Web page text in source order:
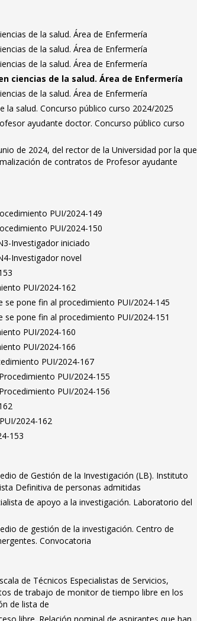
de la salud. Área de Enfermería
de la salud. Área de Enfermería
de la salud. Área de Enfermería
ciencias de la salud. Área de Enfermería
de la salud. Área de Enfermería
la salud. Concurso público curso 2024/2025
ayudante doctor. Concurso público curso
de 2024, del rector de la Universidad por la que
de contratos de Profesor ayudante
PUI/2024-149
PUI/2024-150
Investigador iniciado
Investigador novel
PUI/2024-162
se pone fin al procedimiento PUI/2024-145
se pone fin al procedimiento PUI/2024-151
PUI/2024-160
PUI/2024-166
PUI/2024-167
PUI/2024-155
PUI/2024-156
2024-162
153
de Gestión de la Investigación (LB). Instituto
Definitiva de personas admitidas
de apoyo a la investigación. Laboratorio del
de gestión de la investigación. Centro de
Convocatoria
de Técnicos Especialistas de Servicios,
de trabajo de monitor de tiempo libre en los
de lista de